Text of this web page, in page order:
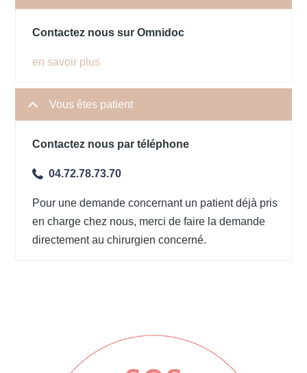
Contactez nous sur Omnidoc
en savoir plus
Vous êtes patient
Contactez nous par téléphone
04.72.78.73.70
Pour une demande concernant un patient déjà pris
en charge chez nous, merci de faire la demande
directement au chirurgien concerné.